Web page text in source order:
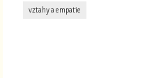
vztahy a empatie